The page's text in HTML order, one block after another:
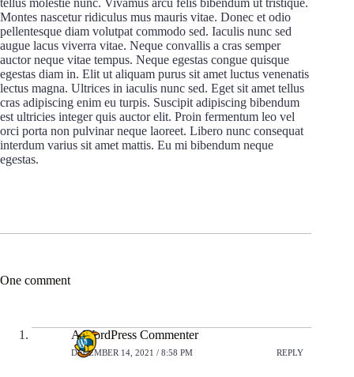
tellus molestie nunc. Vivamus arcu felis bibendum ut tristique.
Montes nascetur ridiculus mus mauris vitae. Donec et odio
pellentesque diam volutpat commodo sed. Iaculis nunc sed
augue lacus viverra vitae. Neque convallis a cras semper
auctor neque vitae tempus. Neque egestas congue quisque
egestas diam in. Elit ut aliquam purus sit amet luctus venenatis
lectus magna. Ultrices in iaculis nunc sed. Eget sit amet tellus
cras adipiscing enim eu turpis. Suscipit adipiscing bibendum
est ultricies integer quis auctor elit. Proin fermentum leo vel
orci porta non pulvinar neque laoreet. Libero nunc consequat
interdum varius sit amet mattis. Eu mi bibendum neque
egestas.
One comment
A WordPress Commenter
DECEMBER 14, 2021 / 8:58 PM REPLY